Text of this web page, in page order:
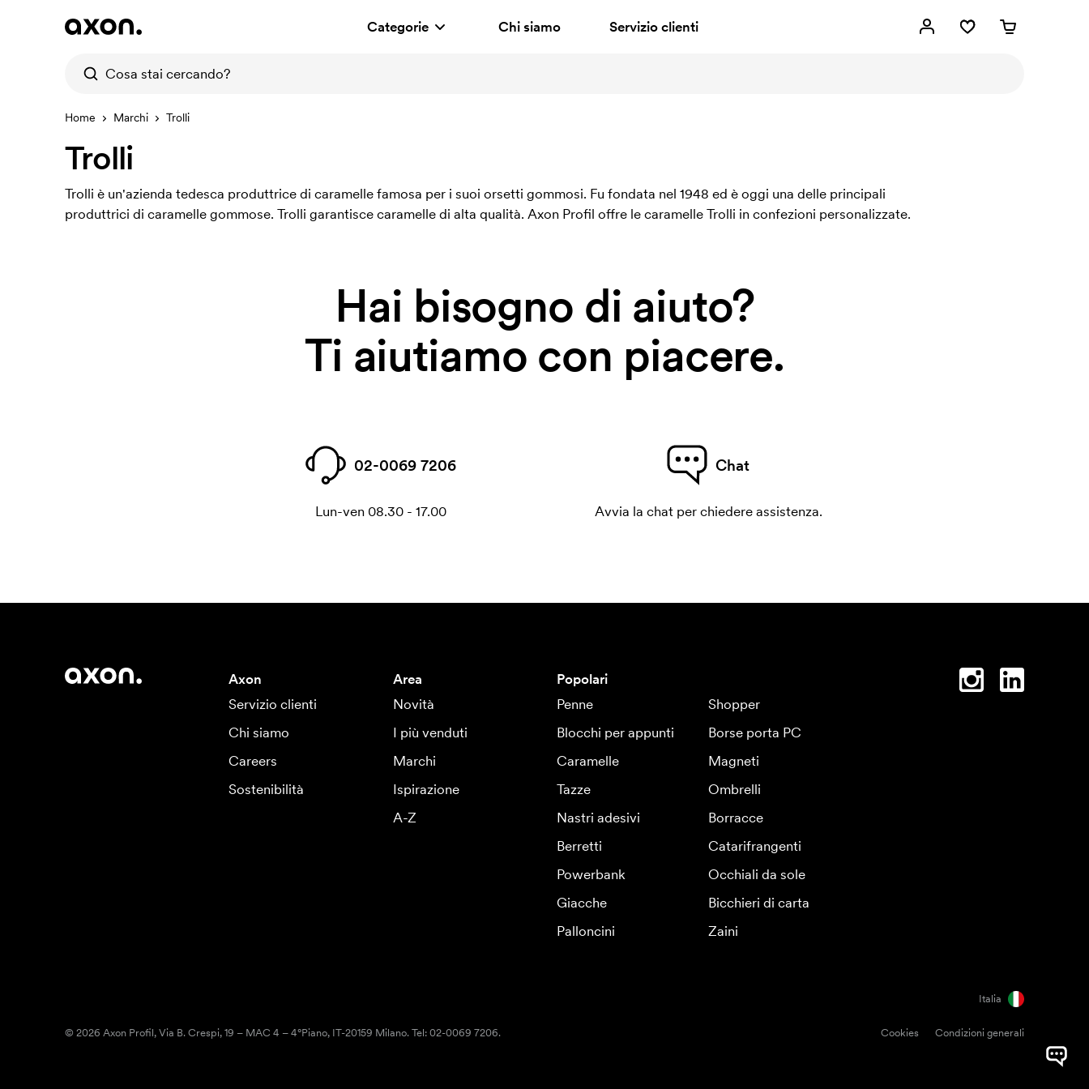
Categorie Chi siamo Servizio clienti
Home Marchi Trolli
Trolli
Trolli è un'azienda tedesca produttrice di caramelle famosa per i suoi orsetti gommosi. Fu fondata nel 1948 ed è oggi una delle principali
produttrici di caramelle gommose. Trolli garantisce caramelle di alta qualità. Axon Profil offre le caramelle Trolli in confezioni personalizzate.
Hai bisogno di aiuto?
Ti aiutiamo con piacere.
02-0069 7206
Lun-ven 08.30 - 17.00
Chat
Avvia la chat per chiedere assistenza.
Axon
Servizio clienti
Chi siamo
Careers
Sostenibilità
Area
Novità
I più venduti
Marchi
Ispirazione
A-Z
Popolari
Penne
Shopper
Blocchi per appunti
Borse porta PC
Caramelle
Magneti
Tazze
Ombrelli
Nastri adesivi
Borracce
Berretti
Catarifrangenti
Powerbank
Occhiali da sole
Giacche
Bicchieri di carta
Palloncini
Zaini
Italia
Cookies Condizioni generali
© 2026 Axon Profil, Via B. Crespi, 19 – MAC 4 – 4°Piano, IT-20159 Milano. Tel: 02-0069 7206.